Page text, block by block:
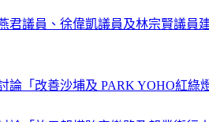
君議員、徐偉凱議員及林宗賢議員
論「改善沙埔及 PARK YOHO紅綠